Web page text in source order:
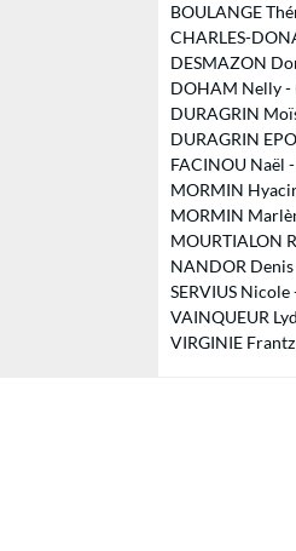
BOULANGE
CHARLES-
DESMAZON
DOHAM Nelly -
DURAGRIN
DURAGRIN
FACINOU Naël -
MORMIN
MORMIN
MOURTIALON
NANDOR Denis
SERVIUS Nicole
VAINQUEUR
VIRGINIE